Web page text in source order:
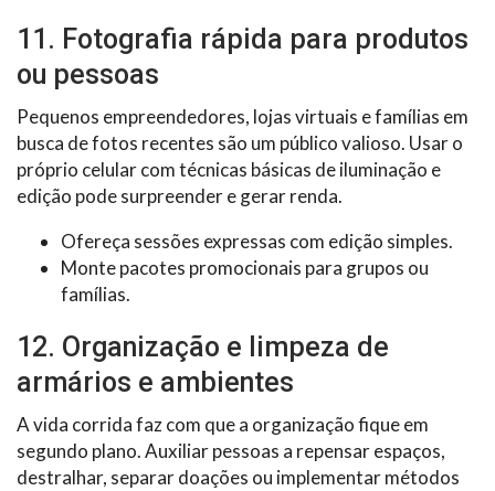
11. Fotografia rápida para produtos
ou pessoas
Pequenos empreendedores, lojas virtuais e famílias em
busca de fotos recentes são um público valioso. Usar o
próprio celular com técnicas básicas de iluminação e
edição pode surpreender e gerar renda.
Ofereça sessões expressas com edição simples.
Monte pacotes promocionais para grupos ou
famílias.
12. Organização e limpeza de
armários e ambientes
A vida corrida faz com que a organização fique em
segundo plano. Auxiliar pessoas a repensar espaços,
destralhar, separar doações ou implementar métodos